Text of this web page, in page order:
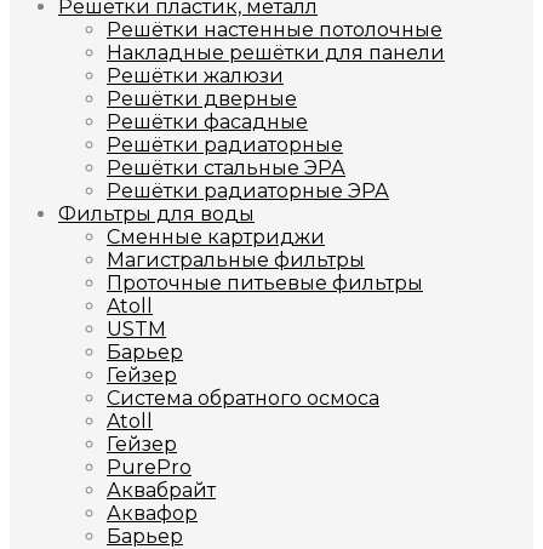
Решётки пластик, металл
Решётки настенные потолочные
Накладные решётки для панели
Решётки жалюзи
Решётки дверные
Решётки фасадные
Решётки радиаторные
Решётки стальные ЭРА
Решётки радиаторные ЭРА
Фильтры для воды
Сменные картриджи
Магистральные фильтры
Проточные питьевые фильтры
Atoll
USTM
Барьер
Гейзер
Система обратного осмоса
Atoll
Гейзер
PurePro
Аквабрайт
Аквафор
Барьер